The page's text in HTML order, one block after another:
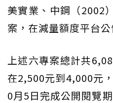
美實業、中鋼（2002
案，在減量額度平台
上述六專案總計共
在2,500元到4,000元
0月5日完成公開閱覽